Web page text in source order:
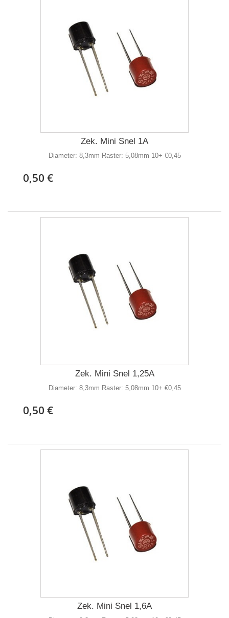
Zek. Mini Snel 1A
Diameter: 8,3mm Raster: 5,08mm 10+ €0,45
0,50 €
Zek. Mini Snel 1,25A
Diameter: 8,3mm Raster: 5,08mm 10+ €0,45
0,50 €
Zek. Mini Snel 1,6A